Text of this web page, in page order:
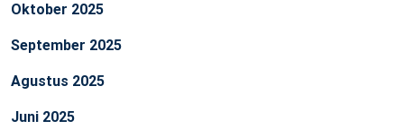
Oktober 2025
September 2025
Agustus 2025
Juni 2025